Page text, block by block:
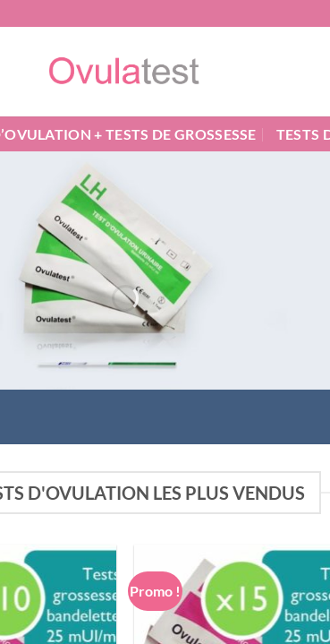
+ TESTS DE GROSSESSE TESTS
D'OVULATION LES PLUS VENDUS
Promo !